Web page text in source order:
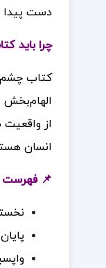
دست پیدا
چرا باید
کتاب چشم
الهام‌بخش
از
انسان
📌 فهرست